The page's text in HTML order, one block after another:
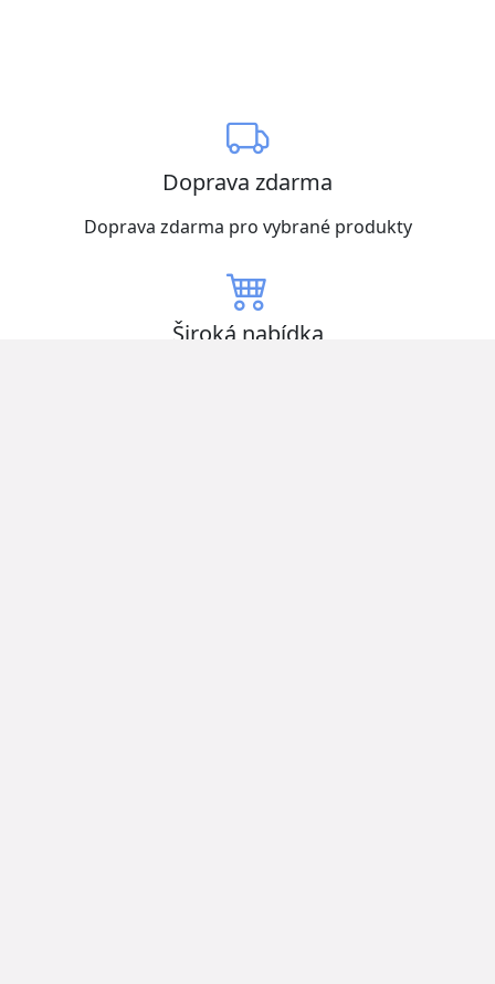
Doprava zdarma
Doprava zdarma pro vybrané produkty
Široká nabídka